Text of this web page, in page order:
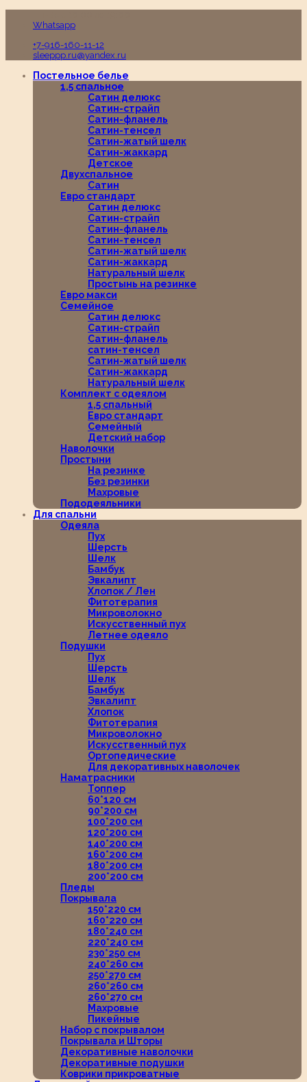
Whatsapp
+7-916-160-11-12
sleeppp.ru@yandex.ru
Постельное белье
1,5 спальное
Сатин делюкс
Сатин-страйп
Сатин-фланель
Сатин-тенсел
Сатин-жатый шелк
Сатин-жаккард
Детское
Двухспальное
Сатин
Евро стандарт
Сатин делюкс
Сатин-страйп
Сатин-фланель
Сатин-тенсел
Сатин-жатый шелк
Сатин-жаккард
Натуральный шелк
Простынь на резинке
Евро макси
Семейное
Сатин делюкс
Сатин-страйп
Сатин-фланель
сатин-тенсел
Сатин-жатый шелк
Сатин-жаккард
Натуральный шелк
Комплект с одеялом
1,5 спальный
Евро стандарт
Семейный
Детский набор
Наволочки
Простыни
На резинке
Без резинки
Махровые
Пододеяльники
Для спальни
Одеяла
Пух
Шерсть
Шелк
Бамбук
Эвкалипт
Хлопок / Лен
Фитотерапия
Микроволокно
Искусственный пух
Летнее одеяло
Подушки
Пух
Шерсть
Шелк
Бамбук
Эвкалипт
Хлопок
Фитотерапия
Микроволокно
Искусственный пух
Ортопедические
Для декоративных наволочек
Наматрасники
Топпер
60*120 см
90*200 см
100*200 см
120*200 см
140*200 см
160*200 см
180*200 см
200*200 см
Пледы
Покрывала
150*220 см
160*220 см
180*240 см
220*240 см
230*250 см
240*260 см
250*270 см
260*260 см
260*270 см
Махровые
Пикейные
Набор с покрывалом
Покрывала и Шторы
Декоративные наволочки
Декоративные подушки
Коврики прикроватные